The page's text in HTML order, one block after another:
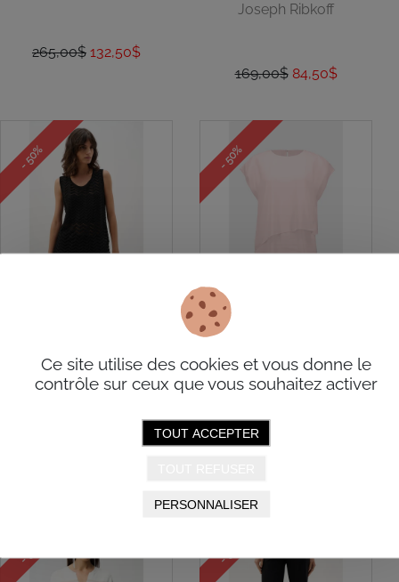
265,00$ 132,50$
Joseph Ribkoff
169,00$ 84,50$
- 50%
à motif à chevrons Noir
MEDIUM SS26
- 50%
Tunique asymétrique en
mousseline SS26
Joseph Ribkoff
159,00$
- 50% - 50%
Ce site utilise des cookies et vous donne le
contrôle sur ceux que vous souhaitez activer
TOUT ACCEPTER
PERSONNALISER